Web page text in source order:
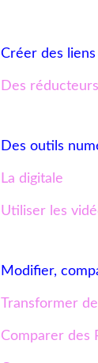
Créer des liens
Des
Des outils
La digitale
Utiliser les
Modifier,
Transformer
Comparer des